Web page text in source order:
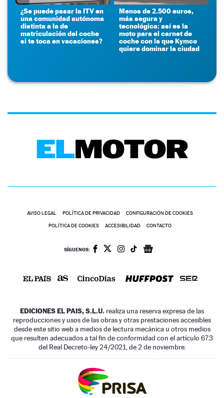
¿Se puede pasar la ITV en
una comunidad autónoma
distinta a la de
matriculación del coche
si te toca en vacaciones?
Menos de 2.500 euros,
más segura y
tecnológica: así es la
moto para el carnet de
coche con la que Kymco
quiere dominar la ciudad
AVISO LEGAL POLÍTICA DE PRIVACIDAD CONFIGURACIÓN DE COOKIES
POLÍTICA DE COOKIES ACCESIBILIDAD CONTACTO
SÍGUENOS:
EDICIONES EL PAIS, S.L.U. realiza una reserva expresa de las
reproducciones y usos de las obras y otras prestaciones accesibles
desde este sitio web a medios de lectura mecánica u otros medios
que resulten adecuados a tal fin de conformidad con el artículo 67.3
del Real Decreto-ley 24/2021, de 2 de noviembre.